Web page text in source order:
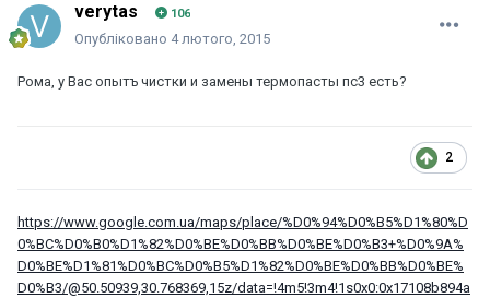
verytas 106
Опубліковано 4 лютого, 2015
Рома, у Вас опытъ чистки и замены термопасты пс3 есть?
2
https://www.google.com.ua/maps/place/%D0%94%D0%B5%D1%80%D
0%BC%D0%B0%D1%82%D0%BE%D0%BB%D0%BE%D0%B3+%D0%9A%
D0%BE%D1%81%D0%BC%D0%B5%D1%82%D0%BE%D0%BB%D0%BE%
D0%B3/@50.50939,30.768369,15z/data=!4m5!3m4!1s0x0:0x17108b894a